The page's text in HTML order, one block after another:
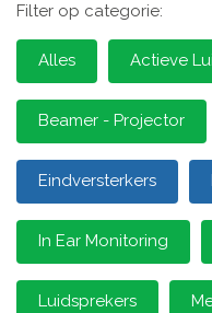
Filter op categorie:
Alles Actieve
Beamer - Projector
Eindversterkers
In Ear Monitoring
Luidsprekers